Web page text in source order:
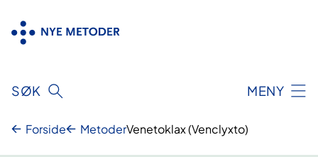
innhold
SØK MENY
Forside MetoderVenetoklax (Venclyxto)